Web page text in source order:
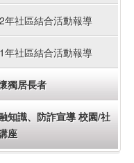
年社區結合活動報導
年社區結合活動報導
獨居長者
知識、防詐宣導 校園/社
座